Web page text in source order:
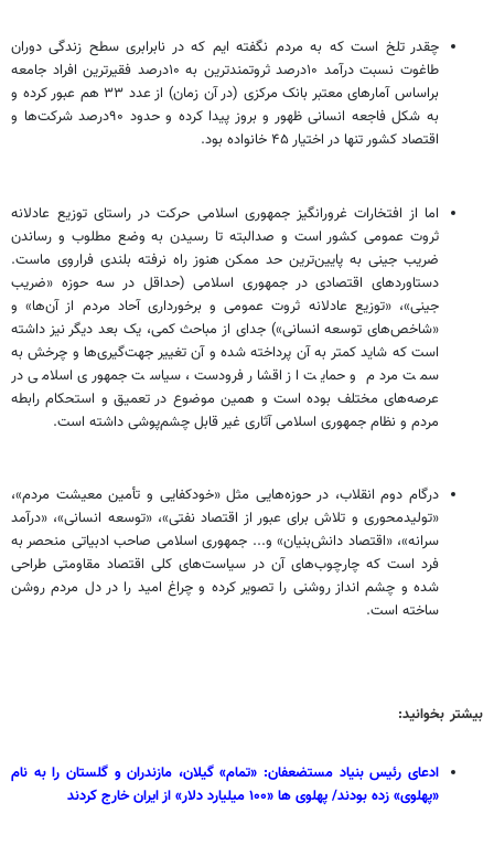
چقدر تلخ است که به مردم نگفته ایم که در نابرابری سطح زندگی دوران
طاغوت نسبت درآمد ۱۰درصد ثروتمندترین به ۱۰درصد فقیرترین افراد جامعه
براساس آمارهای معتبر بانک مرکزی (در آن زمان) از عدد ۳۳ هم عبور کرده و
به شکل فاجعه انسانی ظهور و بروز پیدا کرده و حدود ۹۰درصد شرکت‌ها و
اقتصاد کشور تنها در اختیار ۴۵ خانواده بود.
اما از افتخارات غرورانگیز جمهوری اسلامی حرکت در راستای توزیع عادلانه
ثروت عمومی کشور است و صدالبته تا رسیدن به وضع مطلوب و رساندن
ضریب جینی به پایین‌ترین حد ممکن هنوز راه نرفته بلندی فراروی ماست.
دستاوردهای اقتصادی در جمهوری اسلامی (حداقل در سه حوزه «ضریب
جینی»، «توزیع عادلانه ثروت عمومی و برخورداری آحاد مردم از آن‌ها» و
«شاخص‌های توسعه انسانی») جدای از مباحث کمی، یک بعد دیگر نیز داشته
است که شاید کمتر به آن پرداخته شده و آن تغییر جهت‌گیری‌ها و چرخش به
سمت مردم و حمایت از اقشار فرودست، سیاست جمهوری اسلامی در
عرصه‌های مختلف بوده است و همین موضوع در تعمیق و استحکام رابطه
مردم و نظام جمهوری اسلامی آثاری غیر قابل چشم‌پوشی داشته است.
درگام دوم انقلاب، در حوزه‌هایی مثل «خودکفایی و تأمین معیشت مردم»،
«تولیدمحوری و تلاش برای عبور از اقتصاد نفتی»، «توسعه انسانی»، «درآمد
سرانه»، «اقتصاد دانش‌بنیان» و... جمهوری اسلامی صاحب ادبیاتی منحصر به
فرد است که چارچوب‌های آن در سیاست‌های کلی اقتصاد مقاومتی طراحی
شده و چشم انداز روشنی را تصویر کرده و چراغ امید را در دل مردم روشن
ساخته است.
بیشتر بخوانید:
ادعای رئیس بنیاد مستضعفان: «تمام» گیلان، مازندران و گلستان را به نام
«پهلوی» زده بودند/ پهلوی ها «۱۰۰ میلیارد دلار» از ایران خارج کردند